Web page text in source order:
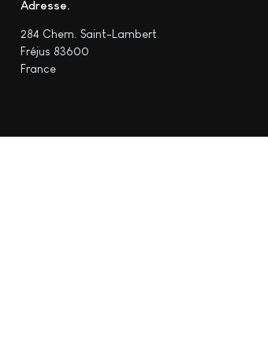
Adresse
284 Chem. Saint-Lambert
Fréjus 83600
France